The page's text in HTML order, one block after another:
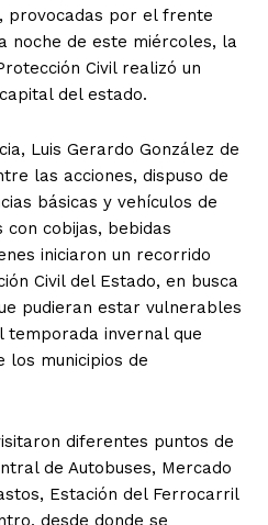
provocadas por el frente
noche de este miércoles, la
Civil realizó un
del estado.
Luis Gerardo González de
las acciones, dispuso de
básicas y vehículos de
cobijas, bebidas
iniciaron un recorrido
Civil del Estado, en busca
pudieran estar vulnerables
invernal que
los municipios de
diferentes puntos de
de Autobuses, Mercado
Estación del Ferrocarril
desde donde se